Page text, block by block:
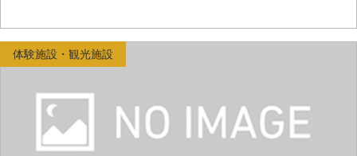
体験施設・観光施設